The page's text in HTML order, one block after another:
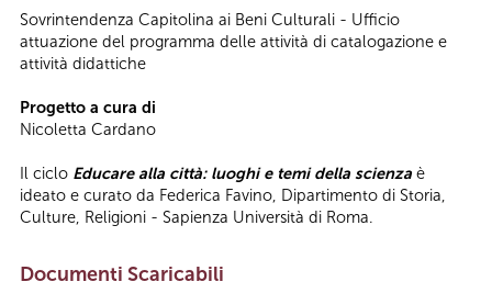
Sovrintendenza Capitolina ai Beni Culturali - Ufficio
attuazione del programma delle attività di catalogazione e
attività didattiche
Progetto a cura di
Nicoletta Cardano
Il ciclo Educare alla città: luoghi e temi della scienza è
ideato e curato da Federica Favino, Dipartimento di Storia,
Culture, Religioni - Sapienza Università di Roma.
Documenti Scaricabili